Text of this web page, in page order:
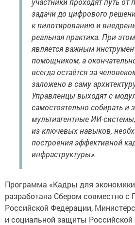
задачи до цифрового
к пилотированию и
реальная практика. При
является важным
помощником, а
всегда остаётся за
заложено в саму
Управленцы выходят с
самостоятельно собирать и
мультиагентные ИИ-
из ключевых навыков,
построения эффективной
инфраструктуры».
Программа «Кадры для
разработана Сбером совместно с
Российской Федерации,
и социальной защиты